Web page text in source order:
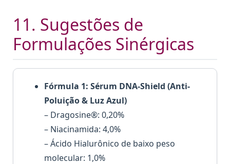
11. Sugestões de
Formulações Sinérgicas
Fórmula 1: Sérum DNA-Shield (Anti-
Poluição & Luz Azul)
– Dragosine®: 0,20%
– Niacinamida: 4,0%
– Ácido Hialurônico de baixo peso
molecular: 1,0%